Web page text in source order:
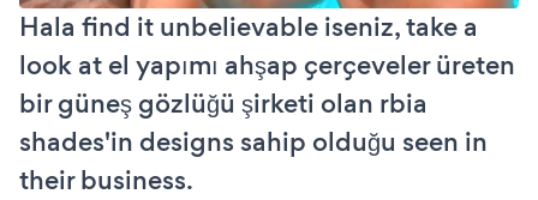
Hala find it unbelievable iseniz, take a
look at el yapımı ahşap çerçeveler üreten
bir güneş gözlüğü şirketi olan rbia
shades'in designs sahip olduğu seen in
their business.